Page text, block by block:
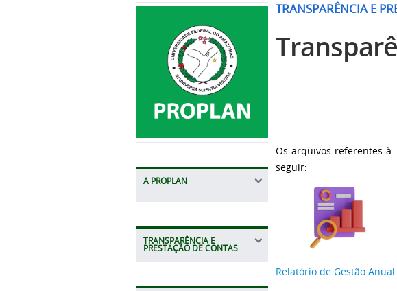
A PROPLAN
TRANSPARÊNCIA E
PRESTAÇÃO DE CONTAS
TRANSPARÊNCIA E
Os arquivos referentes à
seguir:
Relatório de Gestão Anual